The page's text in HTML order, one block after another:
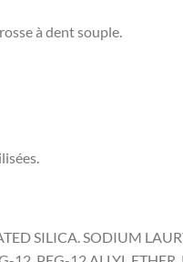
à dent souple.
SILICA. SODIUM